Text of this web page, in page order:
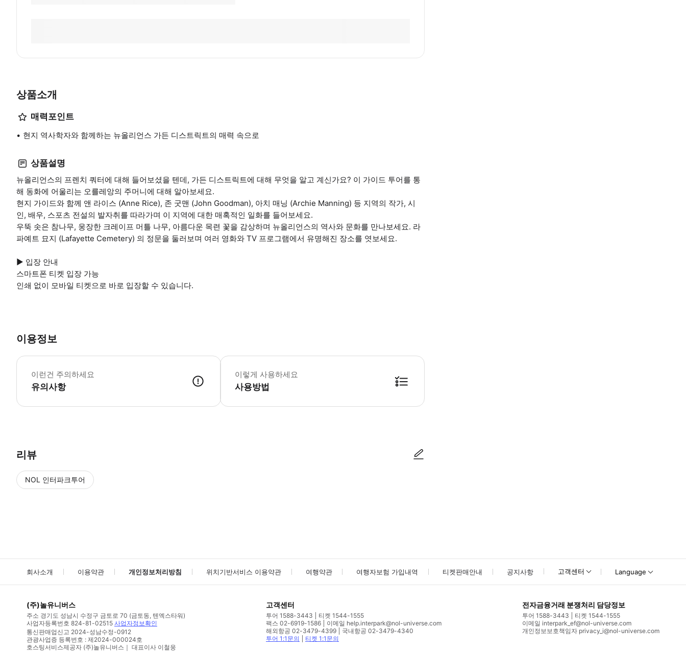
상품소개
매력포인트
현지 역사학자와 함께하는 뉴올리언스 가든 디스트릭트의 매력 속으로
상품설명
뉴올리언스의 프렌치 쿼터에 대해 들어보셨을 텐데, 가든 디스트릭트에 대해 무엇을 알고 계신가요? 이 가이드 투어를 통
해 동화에 어울리는 오를레앙의 주머니에 대해 알아보세요.
현지 가이드와 함께 앤 라이스 (Anne Rice), 존 굿맨 (John Goodman), 아치 매닝 (Archie Manning) 등 지역의 작가, 시
인, 배우, 스포츠 전설의 발자취를 따라가며 이 지역에 대한 매혹적인 일화를 들어보세요.
우뚝 솟은 참나무, 웅장한 크레이프 머틀 나무, 아름다운 목련 꽃을 감상하며 뉴올리언스의 역사와 문화를 만나보세요. 라
파예트 묘지 (Lafayette Cemetery) 의 정문을 둘러보며 여러 영화와 TV 프로그램에서 유명해진 장소를 엿보세요.
▶ 입장 안내
스마트폰 티켓 입장 가능
인쇄 없이 모바일 티켓으로 바로 입장할 수 있습니다.
이용정보
이런건 주의하세요
유의사항
▶ 꼭 알아두세요 * 투어는 모든 기상 조건에서 운영됩니다. 그에 따라 옷을 입으세요. * 도보 거리: 1마일 (1.6km) 만 7세 이하 어린이는 무료로 입장할 수 있
이렇게 사용하세요
사용방법
리뷰
NOL 인터파크투어
회사소개 이용약관 개인정보처리방침 위치기반서비스 이용약관 여행약관 여행자보험 가입내역 티켓판매안내 공지사항 고객센터 Language
(주)놀유니버스
주소 경기도 성남시 수정구 금토로 70 (금토동, 텐엑스타워)
사업자등록번호 824-81-02515 사업자정보확인
통신판매업신고 2024-성남수정-0912
관광사업증 등록번호 : 제2024-000024호
호스팅서비스제공자 (주)놀유니버스｜ 대표이사 이철웅
고객센터
투어 1588-3443
티켓 1544-1555
팩스 02-6919-1586
이메일 help.interpark@nol-universe.com
해외항공 02-3479-4399
국내항공 02-3479-4340
투어 1:1문의
티켓 1:1문의
전자금융거래 분쟁처리 담당정보
투어 1588-3443
티켓 1544-1555
이메일 interpark_ef@nol-universe.com
개인정보보호책임자 privacy_i@nol-universe.com